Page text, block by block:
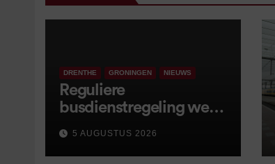
DRENTHE GRONINGEN NIEUWS
Reguliere
busdienstregeling weer
van start, met kleine
wijzigingen
5 AUGUSTUS 2026